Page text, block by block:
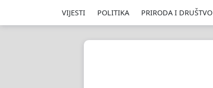
VIJESTI POLITIKA PRIRODA I DRUŠTVO